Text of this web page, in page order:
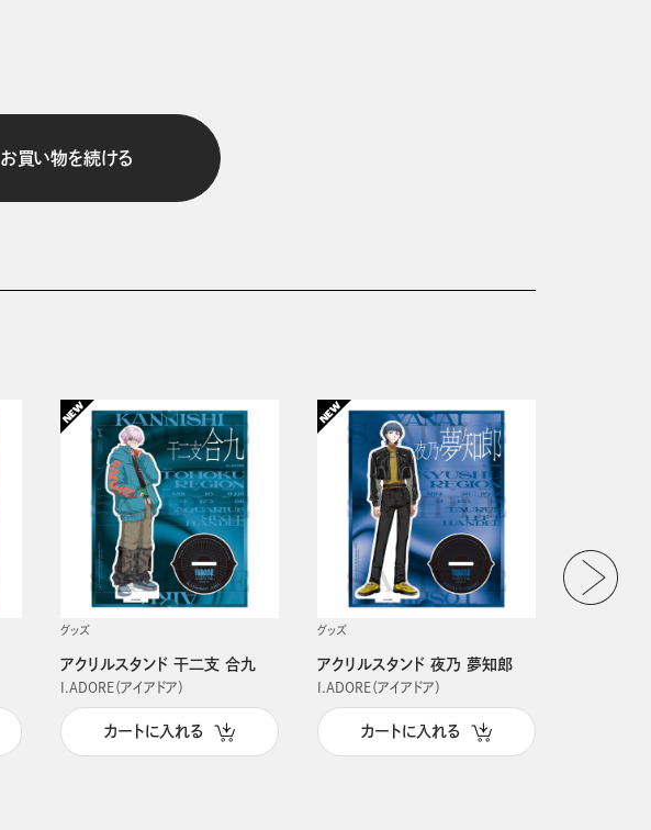
お買い物を続ける
グッズ
アクリルスタンド 干二支 合九
I.ADORE（アイアドア）
カートに入れる
グッズ
アクリルスタンド 夜乃 夢知郎
I.ADORE（アイアドア）
カートに入れる